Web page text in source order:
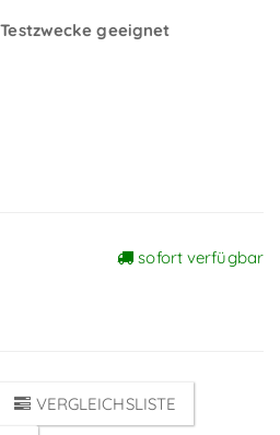
geeignet
sofort verfügbar
VERGLEICHSLISTE